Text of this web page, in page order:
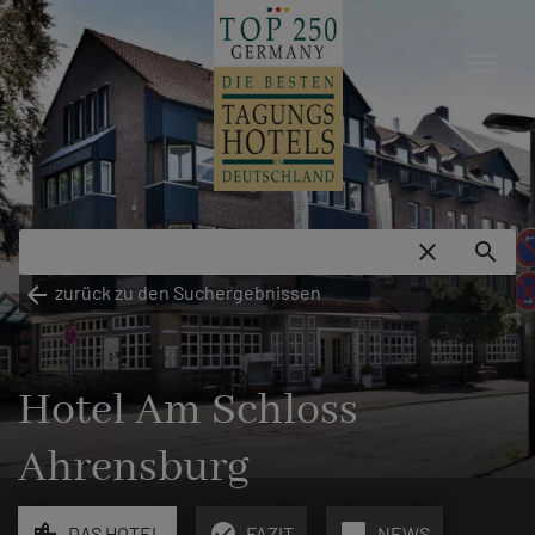
close
search
arrow_back zurück zu den Suchergebnissen
Hotel Am Schloss
Ahrensburg